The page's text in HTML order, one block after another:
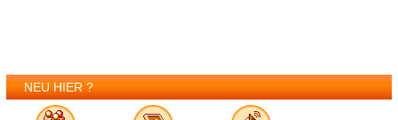
NEU HIER ?